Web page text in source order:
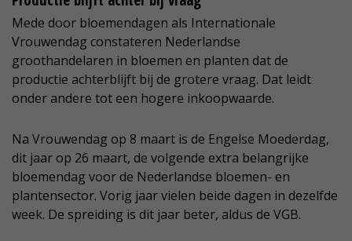
Mede door bloemendagen als Internationale
Vrouwendag constateren Nederlandse
groothandelaren in bloemen en planten dat de
productie achterblijft bij de grotere vraag. Dat leidt
onder andere tot een hogere inkoopwaarde.
Na Vrouwendag op 8 maart is de Engelse Moederdag,
dit jaar op 26 maart, de volgende extra belangrijke
bloemendag voor de Nederlandse bloemen- en
plantensector. Vorig jaar vielen beide dagen in dezelfde
week. De spreiding is dit jaar beter, aldus de VGB.